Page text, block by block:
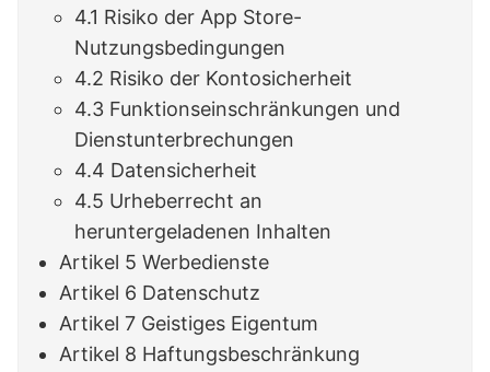
4.1 Risiko der App Store-
Nutzungsbedingungen
4.2 Risiko der Kontosicherheit
4.3 Funktionseinschränkungen und
Dienstunterbrechungen
4.4 Datensicherheit
4.5 Urheberrecht an
heruntergeladenen Inhalten
Artikel 5 Werbedienste
Artikel 6 Datenschutz
Artikel 7 Geistiges Eigentum
Artikel 8 Haftungsbeschränkung